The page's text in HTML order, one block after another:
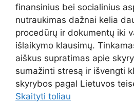
finansinius bei socialinius
nutraukimas dažnai kelia
procedūrų ir dokumentų iki
išlaikymo klausimų.
aiškus supratimas apie
sumažinti stresą ir išvengti
skyrybos pagal Lietuvos
Skaityti toliau